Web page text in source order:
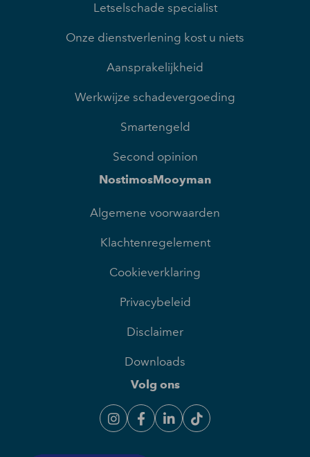
Letselschade specialist
Onze dienstverlening kost u niets
Aansprakelijkheid
Werkwijze schadevergoeding
Smartengeld
Second opinion
NostimosMooyman
Algemene voorwaarden
Klachtenregelement
Cookieverklaring
Privacybeleid
Disclaimer
Downloads
Volg ons